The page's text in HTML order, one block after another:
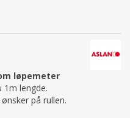
løpemeter
1m lengde.
på rullen.